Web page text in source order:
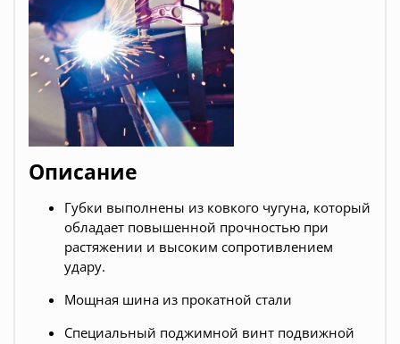
Описание
Губки выполнены из ковкого чугуна, который
обладает повышенной прочностью при
растяжении и высоким сопротивлением
удару.
Мощная шина из прокатной стали
Специальный поджимной винт подвижной